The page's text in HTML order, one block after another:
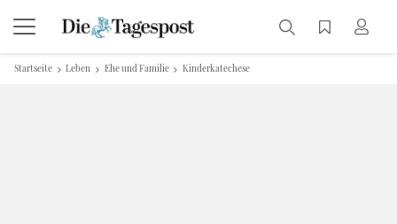
Startseite Leben Ehe und Familie Kinderkatechese